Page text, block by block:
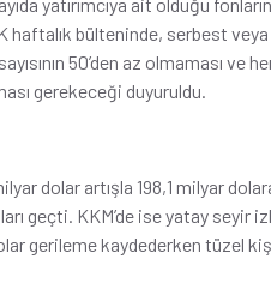
haftalık bülteninde, serbest veya
50’den az olmaması ve
gerekeceği duyuruldu.
dolar artışla 198,1 milyar
geçti. KKM’de ise yatay seyir
gerileme kaydederken tüzel